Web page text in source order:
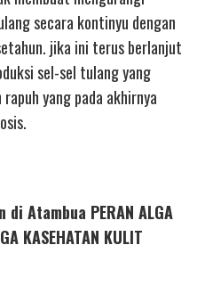
secara kontinyu dengan
jika ini terus berlanjut
sel-sel tulang yang
yang pada akhirnya
Atambua PERAN ALGA
KASEHATAN KULIT